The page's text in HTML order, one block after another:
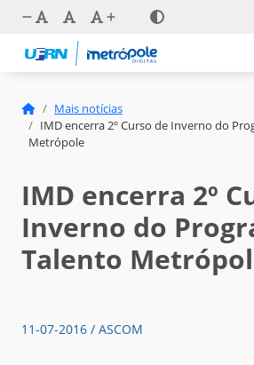
Mais notícias
IMD encerra 2º Curso de Inverno do
Metrópole
IMD encerra 2º
Inverno do
Talento
11-07-2016 / ASCOM